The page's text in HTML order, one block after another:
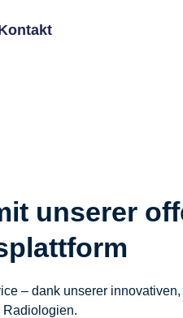
unserer
– dank unserer
Radiologien.